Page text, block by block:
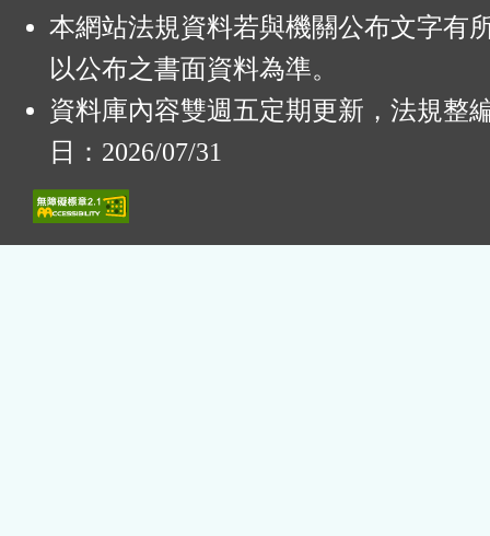
本網站法規資料若與機關公布文字有
以公布之書面資料為準。
資料庫內容雙週五定期更新，法規整
日：2026/07/31